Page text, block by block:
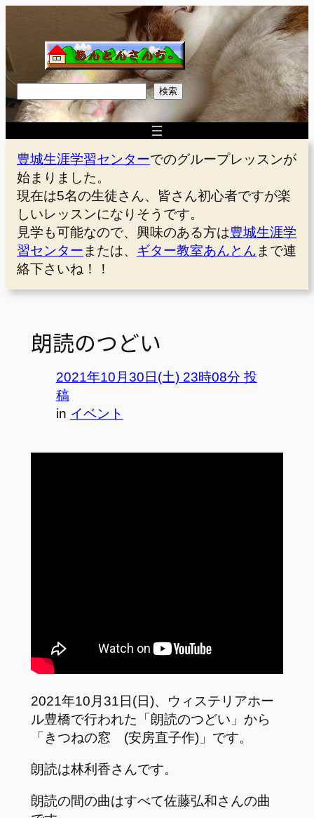
を
ス
キ
ッ
プ
索
検索
豊城生涯学習センターでのグループレッスンが
始まりました。
現在は5名の生徒さん、皆さん初心者ですが楽
しいレッスンになりそうです。
見学も可能なので、興味のある方は豊城生涯学
習センター または、 ギター教室あんとん まで連
絡下さいね！！
朗読のつどい
2021年10月30日(土) 23時08分 投
稿
in イベント
2021年10月31日(日)、ウィステリアホー
ル豊橋で行われた「朗読のつどい」から
「きつねの窓 (安房直子作)」です。
朗読は林利香さんです。
朗読の間の曲はすべて佐藤弘和さんの曲